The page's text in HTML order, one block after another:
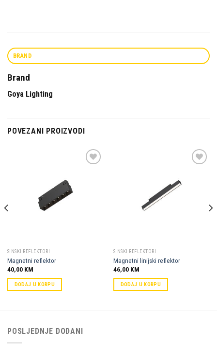
BRAND
Brand
Goya Lighting
POVEZANI PROIZVODI
SINSKI REFLEKTORI
Magnetni reflektor
40,00 KM
DODAJ U KORPU
SINSKI REFLEKTORI
Magnetni linijski reflektor
46,00 KM
DODAJ U KORPU
POSLJEDNJE DODANI